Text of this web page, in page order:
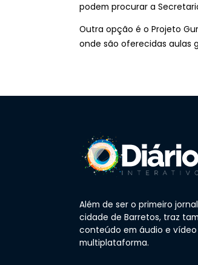
podem procurar a
Outra opção é o Projeto
onde são oferecidas aulas
Além de ser o primeiro
cidade de Barretos, traz
conteúdo em áudio e
multiplataforma.